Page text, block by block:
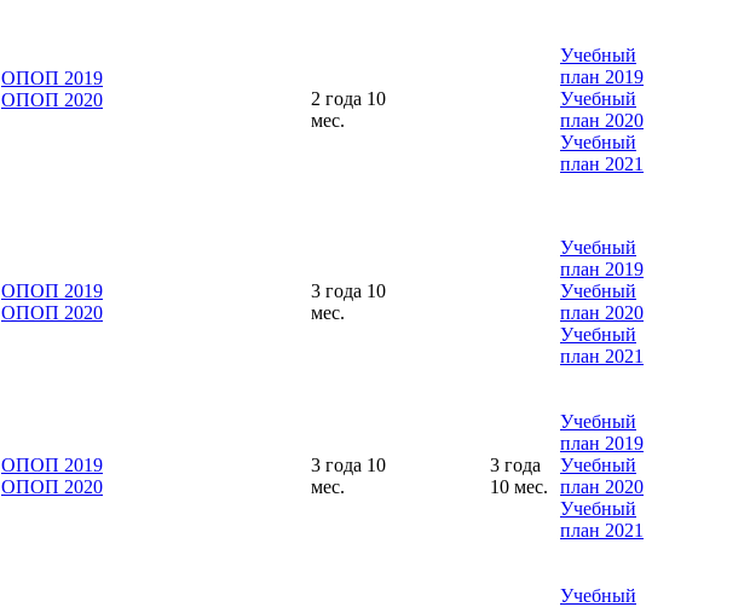
ОПОП 2019
ОПОП 2020
2 года 10
мес.
Учебный
план 2019
Учебный
план 2020
Учебный
план 2021
ОПОП 2019
ОПОП 2020
3 года 10
мес.
Учебный
план 2019
Учебный
план 2020
Учебный
план 2021
ОПОП 2019
ОПОП 2020
3 года 10
мес.
3 года
10 мес.
Учебный
план 2019
Учебный
план 2020
Учебный
план 2021
Учебный